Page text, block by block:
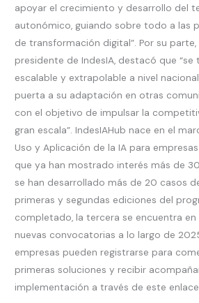
apoyar el crecimiento y desarrollo del
autonómico, guiando sobre todo a las
de transformación digital”. Por su parte,
presidente de IndesIA, destacó que
escalable y extrapolable a nivel
puerta a su adaptación en otras
con el objetivo de impulsar la
gran escala”. IndesIAHub nace en el
Uso y Aplicación de la IA para
que ya han mostrado interés más de
se han desarrollado más de 20 casos
primeras y segundas ediciones del
completado, la tercera se encuentra
nuevas convocatorias a lo largo de
empresas pueden registrarse para
primeras soluciones y recibir
implementación a través de este enlace.